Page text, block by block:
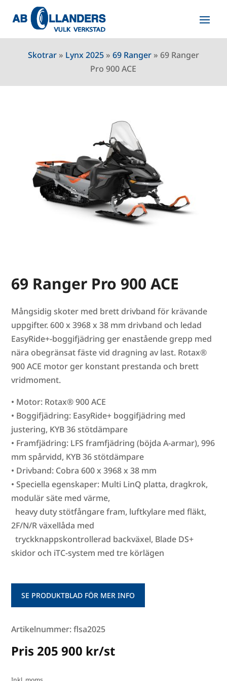
Skotrar» Lynx 2025» 69 Ranger» 69 Ranger
Pro 900 ACE
69 Ranger Pro 900 ACE
Mångsidig skoter med brett drivband för krävande
uppgifter. 600 x 3968 x 38 mm drivband och ledad
EasyRide+-boggifjädring ger enastående grepp med
nära obegränsat fäste vid dragning av last. Rotax®
900 ACE motor ger konstant prestanda och brett
vridmoment.
• Motor: Rotax® 900 ACE
• Boggifjädring: EasyRide+ boggifjädring med
justering, KYB 36 stötdämpare
• Framfjädring: LFS framfjädring (böjda A-armar), 996
mm spårvidd, KYB 36 stötdämpare
• Drivband: Cobra 600 x 3968 x 38 mm
• Speciella egenskaper: Multi LinQ platta, dragkrok,
modulär säte med värme,
heavy duty stötfångare fram, luftkylare med fläkt,
2F/N/R växellåda med
tryckknappskontrollerad backväxel, Blade DS+
skidor och iTC-system med tre körlägen
SE PRODUKTBLAD FÖR MER INFO
Artikelnummer: flsa2025
Pris 205 900 kr/st